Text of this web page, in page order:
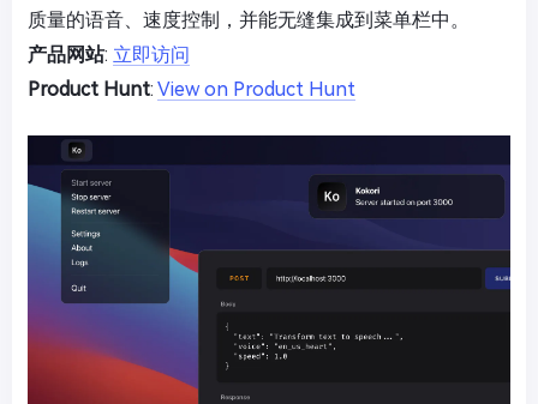
质量的语音、速度控制，并能无缝集成到菜单栏中。
产品网站: 立即访问
Product Hunt: View on Product Hunt